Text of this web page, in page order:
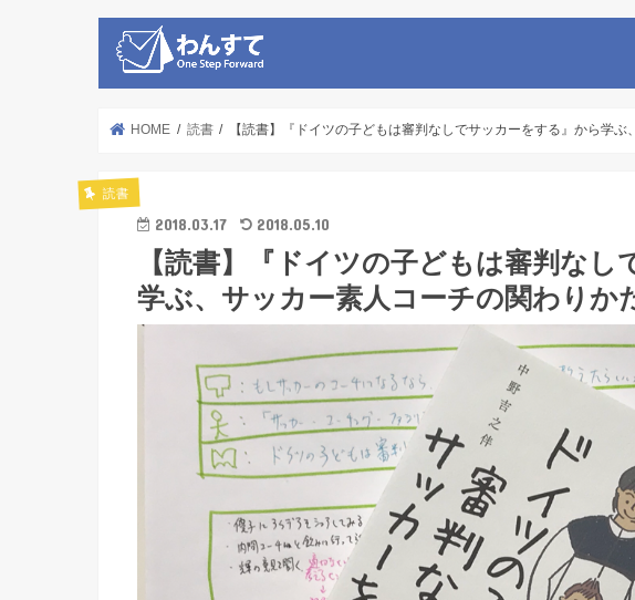
HOME 読書 【読書】『ドイツの子どもは審判なしでサッカーをする』から学
読書
2018.03.17 2018.05.10
【読書】『ドイツの子どもは審判な
学ぶ、サッカー素人コーチの関わりか